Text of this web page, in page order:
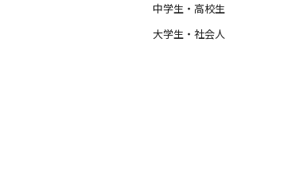
中学生・高校生
大学生・社会人